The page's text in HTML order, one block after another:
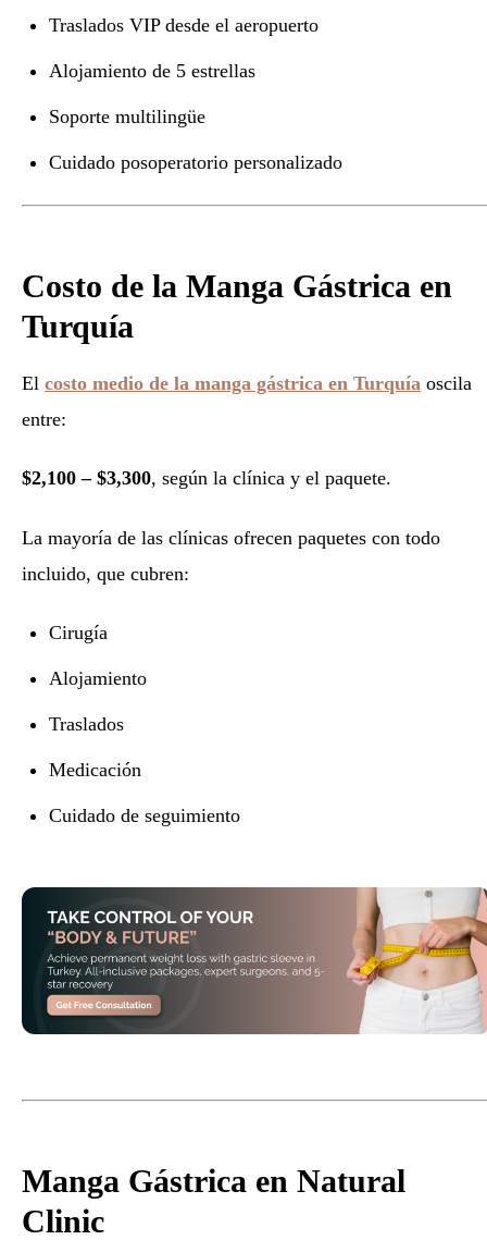
Traslados VIP desde el aeropuerto
Alojamiento de 5 estrellas
Soporte multilingüe
Cuidado posoperatorio personalizado
Costo de la Manga Gástrica en
Turquía
El costo medio de la manga gástrica en Turquía oscila
entre:
$2,100 – $3,300, según la clínica y el paquete.
La mayoría de las clínicas ofrecen paquetes con todo
incluido, que cubren:
Cirugía
Alojamiento
Traslados
Medicación
Cuidado de seguimiento
Manga Gástrica en Natural
Clinic